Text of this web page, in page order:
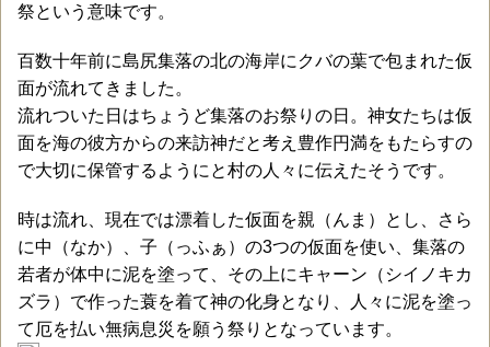
祭という意味です。
百数十年前に島尻集落の北の海岸にクバの葉で包まれた仮
面が流れてきました。
流れついた日はちょうど集落のお祭りの日。神女たちは仮
面を海の彼方からの来訪神だと考え豊作円満をもたらすの
で大切に保管するようにと村の人々に伝えたそうです。
時は流れ、現在では漂着した仮面を親（んま）とし、さら
に中（なか）、子（っふぁ）の3つの仮面を使い、集落の
若者が体中に泥を塗って、その上にキャーン（シイノキカ
ズラ）で作った蓑を着て神の化身となり、人々に泥を塗っ
て厄を払い無病息災を願う祭りとなっています。